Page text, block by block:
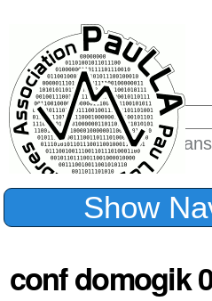
Chercher par
Seulement
Recherche
Show
conf domogik